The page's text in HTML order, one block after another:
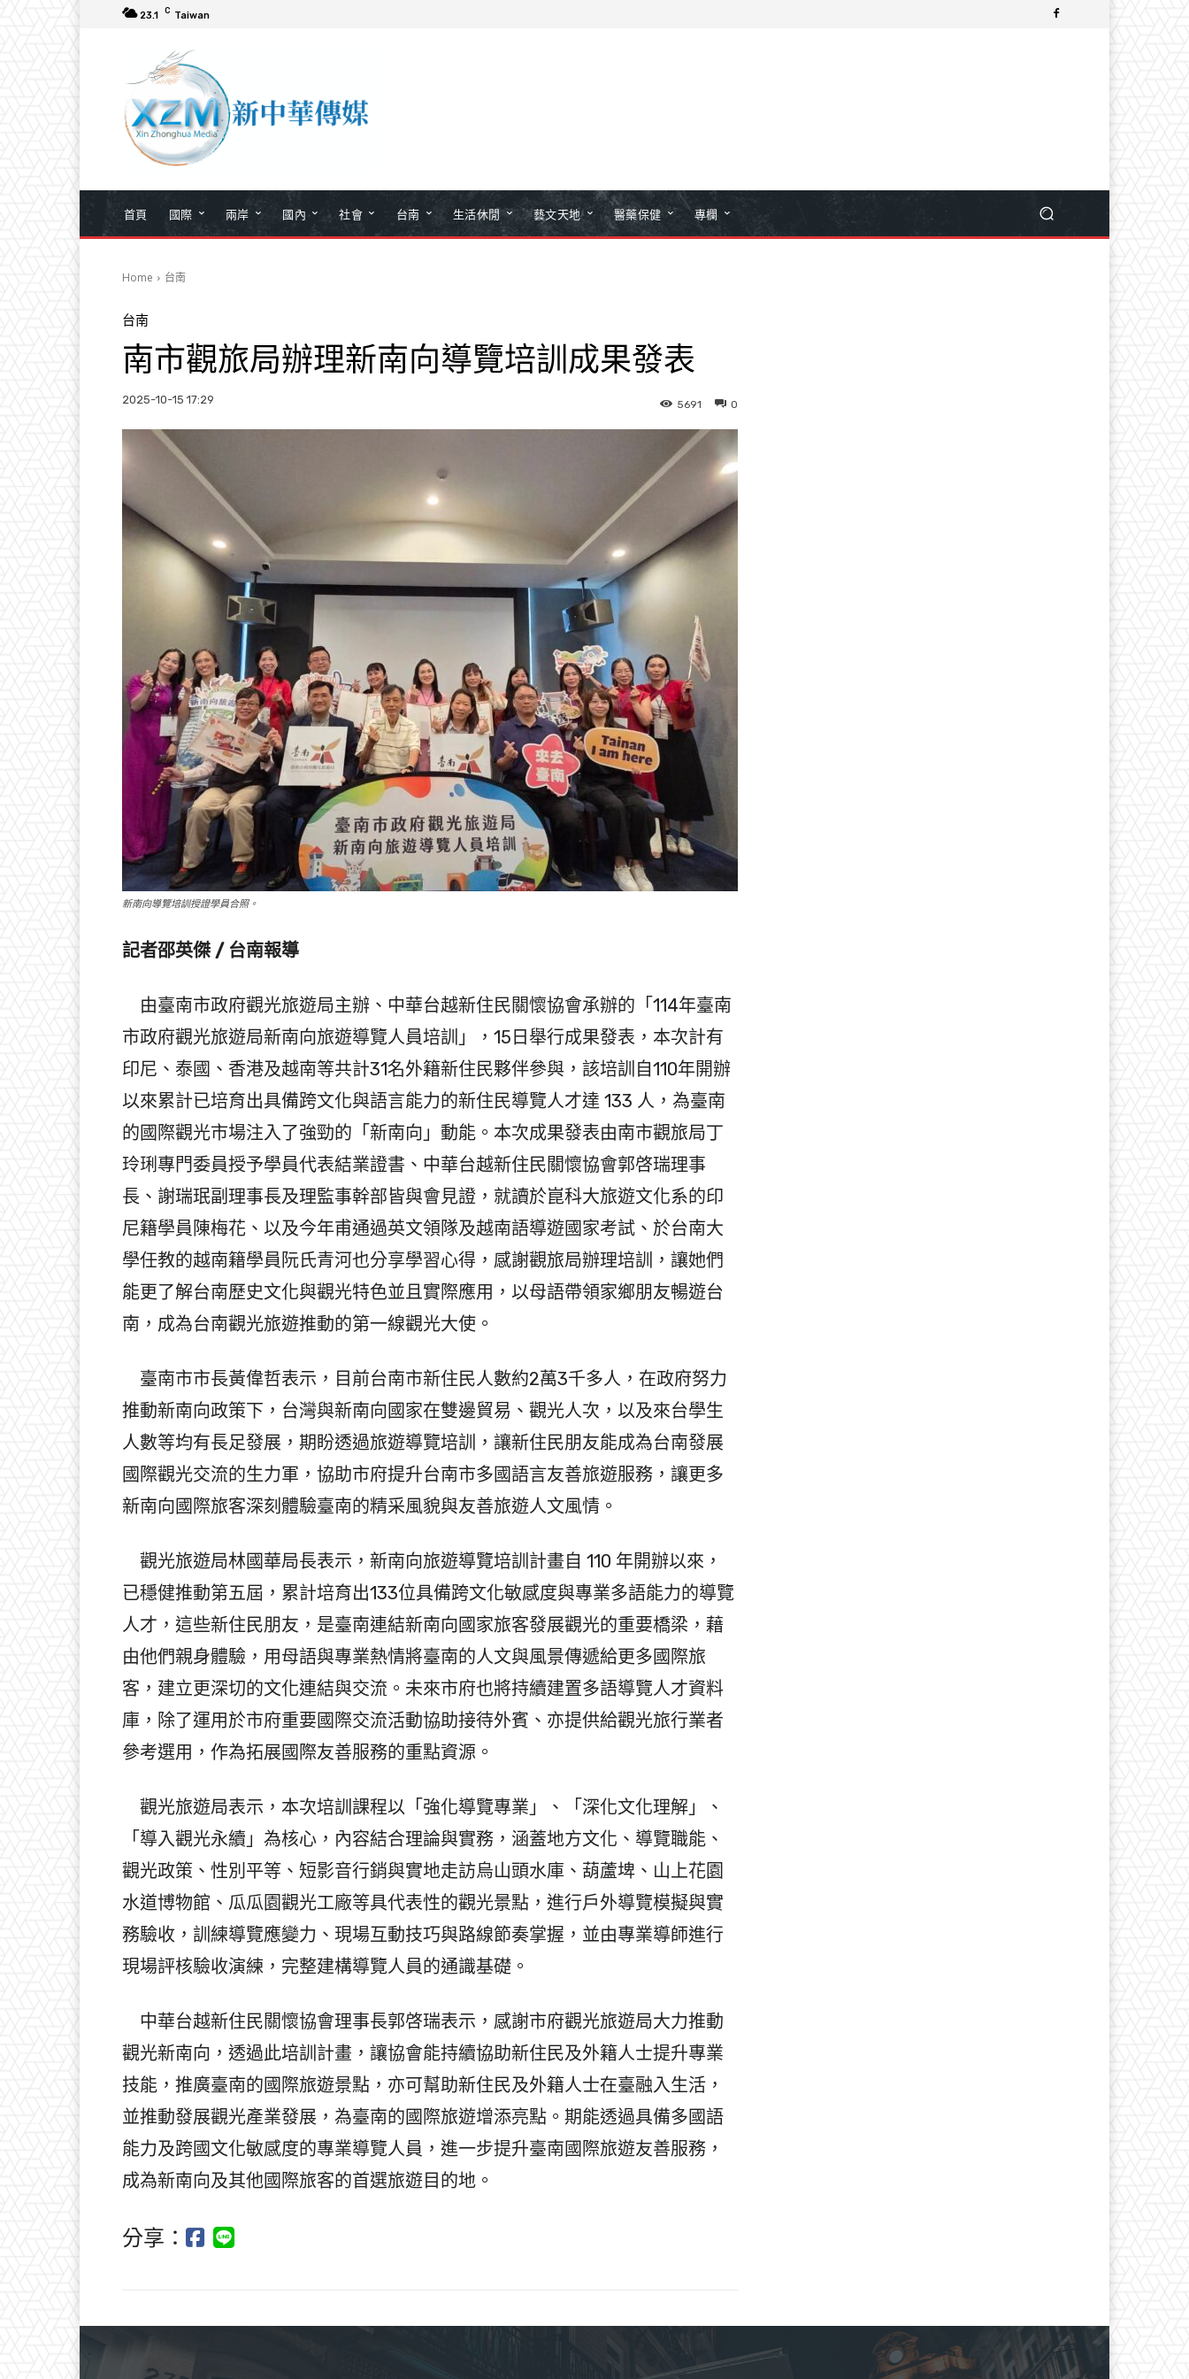
23.1 C Taiwan
首頁 國際 兩岸 國內 社會 台南 生活休閒 藝文天地 醫藥保健 專欄
Home 台南
台南
南市觀旅局辦理新南向導覽培訓成果發表
2025-10-15 17:29 0
5691
新南向導覽培訓授證學員合照。
記者邵英傑 / 台南報導
由臺南市政府觀光旅遊局主辦、中華台越新住民關懷協會承辦的「114年臺南
市政府觀光旅遊局新南向旅遊導覽人員培訓」，15日舉行成果發表，本次計有
印尼、泰國、香港及越南等共計31名外籍新住民夥伴參與，該培訓自110年開辦
以來累計已培育出具備跨文化與語言能力的新住民導覽人才達 133 人，為臺南
的國際觀光市場注入了強勁的「新南向」動能。本次成果發表由南市觀旅局丁
玲琍專門委員授予學員代表結業證書、中華台越新住民關懷協會郭啓瑞理事
長、謝瑞珉副理事長及理監事幹部皆與會見證，就讀於崑科大旅遊文化系的印
尼籍學員陳梅花、以及今年甫通過英文領隊及越南語導遊國家考試、於台南大
學任教的越南籍學員阮氏青河也分享學習心得，感謝觀旅局辦理培訓，讓她們
能更了解台南歷史文化與觀光特色並且實際應用，以母語帶領家鄉朋友暢遊台
南，成為台南觀光旅遊推動的第一線觀光大使。
臺南市市長黃偉哲表示，目前台南市新住民人數約2萬3千多人，在政府努力
推動新南向政策下，台灣與新南向國家在雙邊貿易、觀光人次，以及來台學生
人數等均有長足發展，期盼透過旅遊導覽培訓，讓新住民朋友能成為台南發展
國際觀光交流的生力軍，協助市府提升台南市多國語言友善旅遊服務，讓更多
新南向國際旅客深刻體驗臺南的精采風貌與友善旅遊人文風情。
觀光旅遊局林國華局長表示，新南向旅遊導覽培訓計畫自 110 年開辦以來，
已穩健推動第五屆，累計培育出133位具備跨文化敏感度與專業多語能力的導覽
人才，這些新住民朋友，是臺南連結新南向國家旅客發展觀光的重要橋梁，藉
由他們親身體驗，用母語與專業熱情將臺南的人文與風景傳遞給更多國際旅
客，建立更深切的文化連結與交流。未來市府也將持續建置多語導覽人才資料
庫，除了運用於市府重要國際交流活動協助接待外賓、亦提供給觀光旅行業者
參考選用，作為拓展國際友善服務的重點資源。
觀光旅遊局表示，本次培訓課程以「強化導覽專業」、「深化文化理解」、
「導入觀光永續」為核心，內容結合理論與實務，涵蓋地方文化、導覽職能、
觀光政策、性別平等、短影音行銷與實地走訪烏山頭水庫、葫蘆埤、山上花園
水道博物館、瓜瓜園觀光工廠等具代表性的觀光景點，進行戶外導覽模擬與實
務驗收，訓練導覽應變力、現場互動技巧與路線節奏掌握，並由專業導師進行
現場評核驗收演練，完整建構導覽人員的通識基礎。
中華台越新住民關懷協會理事長郭啓瑞表示，感謝市府觀光旅遊局大力推動
觀光新南向，透過此培訓計畫，讓協會能持續協助新住民及外籍人士提升專業
技能，推廣臺南的國際旅遊景點，亦可幫助新住民及外籍人士在臺融入生活，
並推動發展觀光產業發展，為臺南的國際旅遊增添亮點。期能透過具備多國語
能力及跨國文化敏感度的專業導覽人員，進一步提升臺南國際旅遊友善服務，
成為新南向及其他國際旅客的首選旅遊目的地。
分享：